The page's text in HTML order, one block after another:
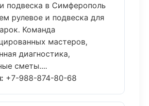
подвеска в Симферополь
рулевое и подвеска для
Команда
мастеров,
диагностика,
сметы....
+7-988-874-80-68